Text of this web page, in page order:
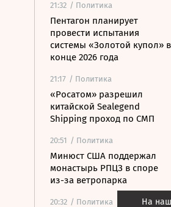
21:32 / Политика
Пентагон планирует
провести испытания
системы «Золотой купол» в
конце 2026 года
21:17 / Политика
«Росатом» разрешил
китайской Sealegend
Shipping проход по СМП
20:51 / Политика
Минюст США поддержал
монастырь РПЦЗ в споре
из-за ветропарка
20:32 / Политика
На